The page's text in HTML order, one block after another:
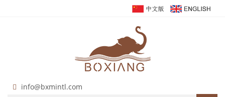
info@bxmintl.com